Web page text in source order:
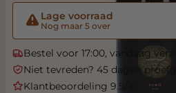
Lage voorraad
Nog maar 5 over
Bestel voor 17:00, vandaag
Niet tevreden? 45 dagen
Klantbeoordeling 9.5/10